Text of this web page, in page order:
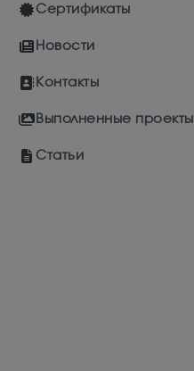
Сертификаты
Новости
Контакты
Выполненные проекты
Статьи